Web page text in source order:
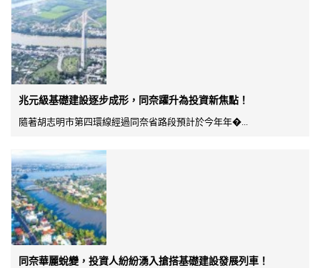
兆元級基礎建設逐步成形，同奈躍升為投資新焦點！
隨著胡志明市第四環線經過同奈省路段預計於今年年�...
同奈華麗蛻變，投資人紛紛湧入搶搭基礎建設發展列車！